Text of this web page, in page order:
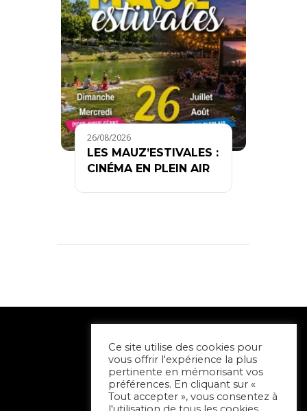
26/08/2026
LES MAUZ’ESTIVALES :
CINÉMA EN PLEIN AIR
Ce site utilise des cookies pour
vous offrir l'expérience la plus
pertinente en mémorisant vos
préférences. En cliquant sur «
Tout accepter », vous consentez à